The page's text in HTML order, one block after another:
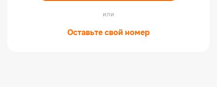
или
Оставьте свой номер